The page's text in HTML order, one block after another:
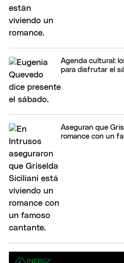
Agenda cultural:
para disfrutar el
Aseguran que
romance con un